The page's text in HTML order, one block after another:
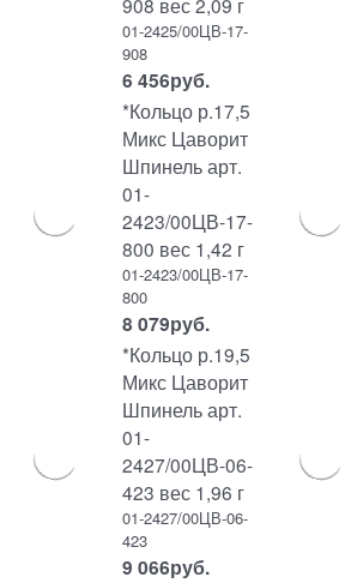
01-2425/00ЦВ-17-
908
6 456руб.
*Кольцо р.17,5
Микс Цаворит
Шпинель арт.
01-
2423/00ЦВ-17-
800 вес 1,42 г
01-2423/00ЦВ-17-
800
8 079руб.
*Кольцо р.19,5
Микс Цаворит
Шпинель арт.
01-
2427/00ЦВ-06-
423 вес 1,96 г
01-2427/00ЦВ-06-
423
9 066руб.